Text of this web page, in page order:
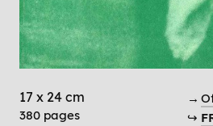
17 x 24 cm
380 pages
→
↪